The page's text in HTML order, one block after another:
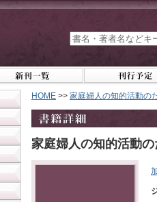
HOME >> 家庭婦人の知的活動の
家庭婦人の知的活動